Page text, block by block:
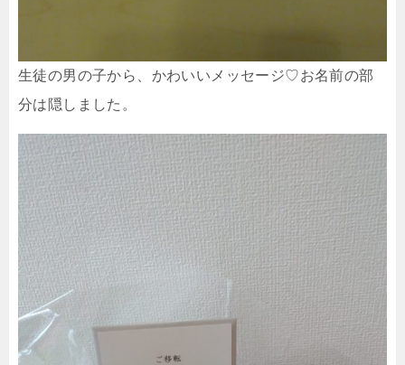
生徒の男の子から、かわいいメッセージ♡お名前の部
分は隠しました。